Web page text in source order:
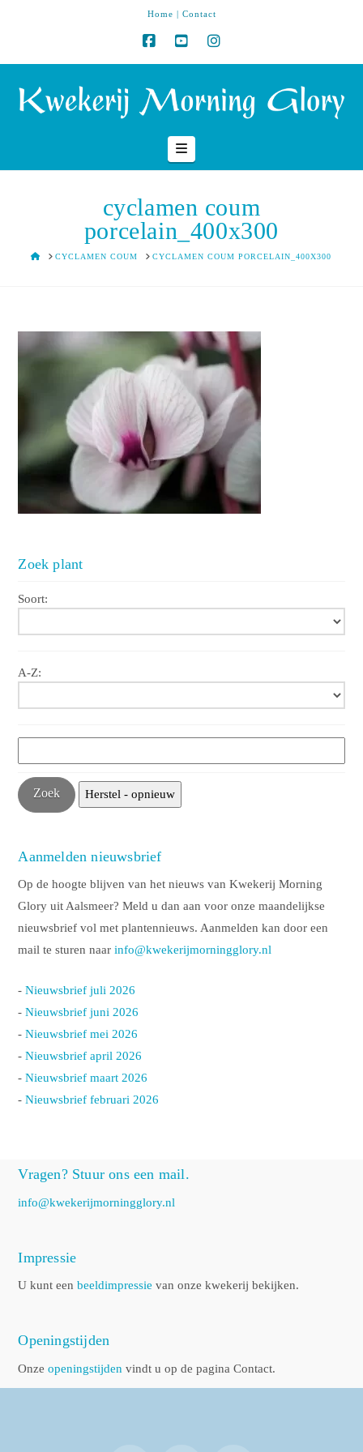
Home | Contact
Navigation
cyclamen coum
porcelain_400x300
HOMECYCLAMEN COUM CYCLAMEN COUM PORCELAIN_400X300
Zoek plant
Soort:
A-Z:
Aanmelden nieuwsbrief
Op de hoogte blijven van het nieuws van Kwekerij Morning
Glory uit Aalsmeer? Meld u dan aan voor onze maandelijkse
nieuwsbrief vol met plantennieuws. Aanmelden kan door een
mail te sturen naarinfo@kwekerijmorningglory.nl
-Nieuwsbrief juli 2026
-Nieuwsbrief juni 2026
-Nieuwsbrief mei 2026
-Nieuwsbrief april 2026
-Nieuwsbrief maart 2026
-Nieuwsbrief februari 2026
Vragen? Stuur ons een mail.
info@kwekerijmorningglory.nl
Impressie
U kunt eenbeeldimpressie van onze kwekerij bekijken.
Openingstijden
Onzeopeningstijden vindt u op de pagina Contact.